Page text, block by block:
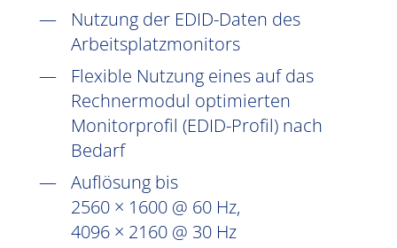
Nutzung der EDID-Daten des
Arbeitsplatzmonitors
Flexible Nutzung eines auf das
Rechnermodul optimierten
Monitorprofil (EDID-Profil) nach
Bedarf
Auflösung bis
2560 × 1600 @ 60 Hz,
4096 × 2160 @ 30 Hz